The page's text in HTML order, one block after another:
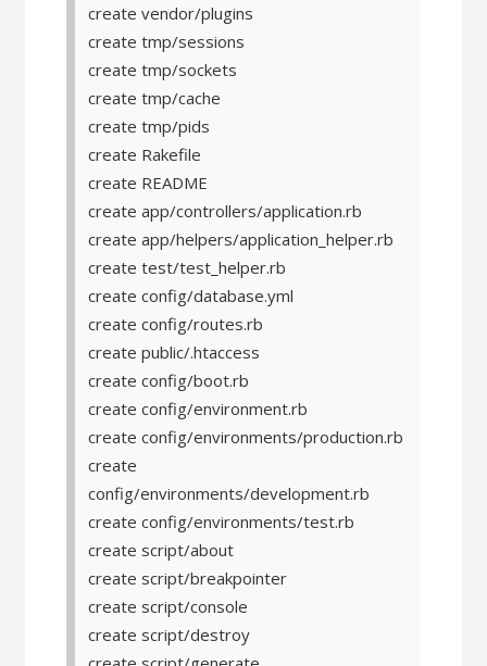
create vendor/plugins
create tmp/sessions
create tmp/sockets
create tmp/cache
create tmp/pids
create Rakefile
create README
create app/controllers/application.rb
create app/helpers/application_helper.rb
create test/test_helper.rb
create config/database.yml
create config/routes.rb
create public/.htaccess
create config/boot.rb
create config/environment.rb
create config/environments/production.rb
create
config/environments/development.rb
create config/environments/test.rb
create script/about
create script/breakpointer
create script/console
create script/destroy